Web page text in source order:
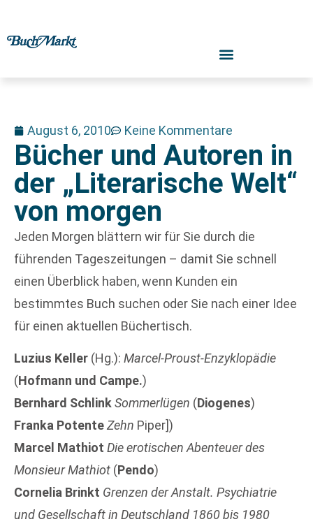
August 6, 2010 Keine Kommentare
Bücher und Autoren in
der „Literarische Welt“
von morgen
Jeden Morgen blättern wir für Sie durch die
führenden Tageszeitungen – damit Sie schnell
einen Überblick haben, wenn Kunden ein
bestimmtes Buch suchen oder Sie nach einer Idee
für einen aktuellen Büchertisch.
Luzius Keller (Hg.): Marcel-Proust-Enzyklopädie
(Hofmann und Campe.)
Bernhard SchlinkSommerlügen (Diogenes)
Franka PotenteZehn Piper])
Marcel Mathiot Die erotischen Abenteuer des
Monsieur Mathiot (Pendo)
Cornelia Brinkt Grenzen der Anstalt. Psychiatrie
und Gesellschaft in Deutschland 1860 bis 1980